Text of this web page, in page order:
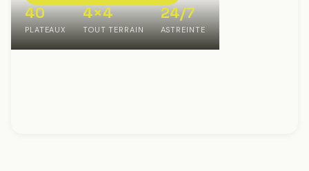
40
PLATEAUX
4×4
TOUT TERRAIN
24/7
ASTREINTE